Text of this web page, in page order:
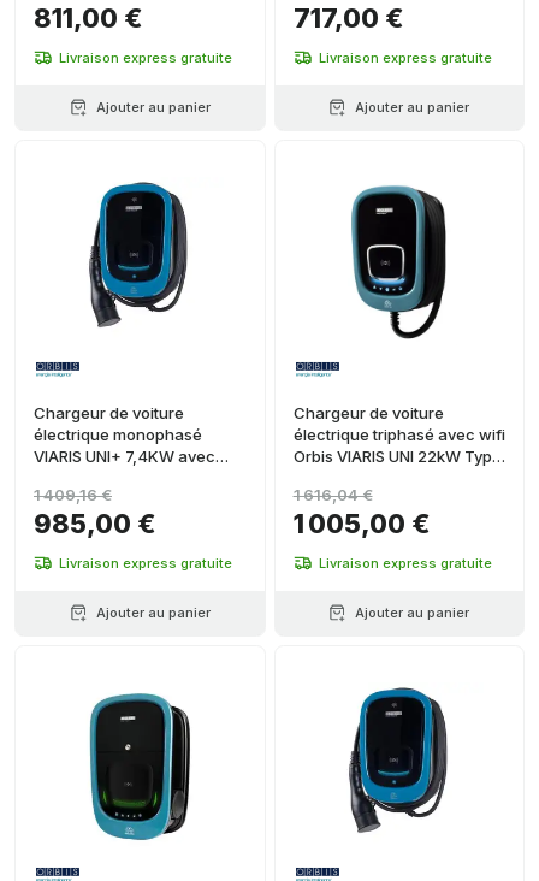
811,00 €
Livraison express gratuite
Ajouter au panier
717,00 €
Livraison express gratuite
Ajouter au panier
Chargeur de voiture
électrique monophasé
VIARIS UNI+ 7,4KW avec
985,00 €
1 409,16 €
Livraison express gratuite
Ajouter au panier
Chargeur de voiture
électrique triphasé avec wifi
Orbis VIARIS UNI 22kW Type
1 005,00 €
1 616,04 €
Livraison express gratuite
Ajouter au panier